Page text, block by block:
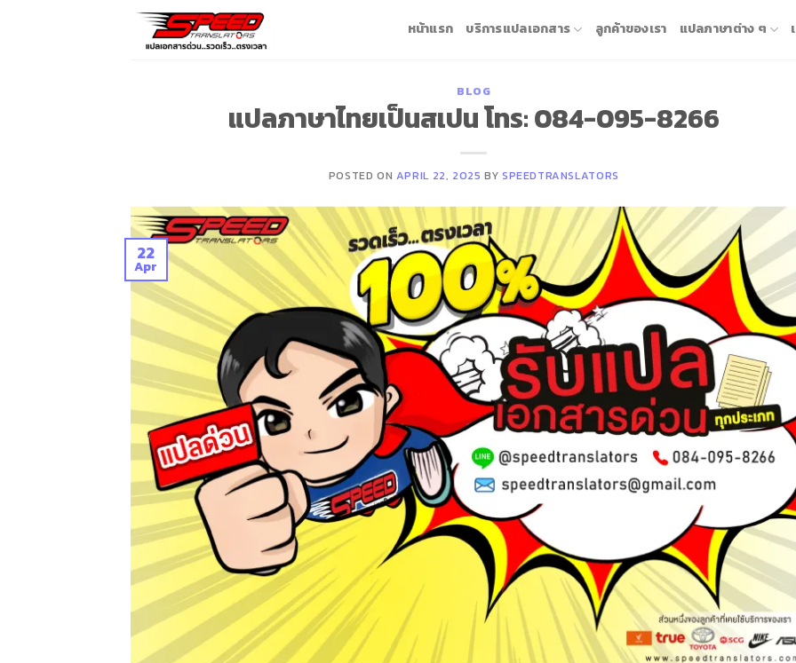
หน้าแรก บริการแปลเอกสาร ลูกค้าของเรา แปลภาษาต่าง ๆ
BLOG
แปลภาษาไทยเป็นสเปน โทร: 084-095-8266
POSTED ON APRIL 22, 2025 BY SPEEDTRANSLATORS
22
Apr